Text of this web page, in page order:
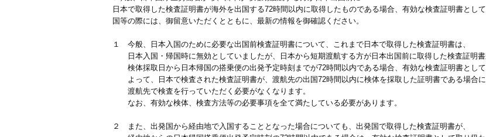
日本で取得した検査証明書が海外を出国する72時間以内に取得したものである場合、有効な検査証明書とし
国等の際には、御留意いただくとともに、最新の情報を御確認ください。
１ 今般、日本入国のために必要な出国前検査証明書について、これまで日本で取得した検査証明書は、
日本入国・帰国時に無効としていましたが、日本から短期渡航する方が日本出国前に取得した検査証明書
検体採取日から日本帰国の搭乗便の出発予定時刻までが72時間以内である場合、有効な検査証明書として
よって、日本で検査された検査証明書が、渡航先の出国72時間以内に検体を採取した証明書である場合に
渡航先で検査を行っていただく必要がなくなります。
なお、有効な検体、検査方法等の必要事項を全て満たしている必要があります。
２ また、出発国から経由地で入国することとなった場合についても、出発国で取得した検査証明書が、